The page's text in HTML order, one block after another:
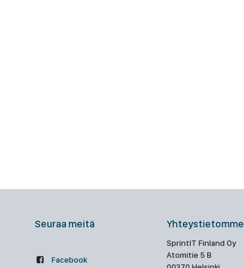
Seuraa meitä
Facebook
Yhteystietomme
SprintIT Finland Oy
Atomitie 5 B